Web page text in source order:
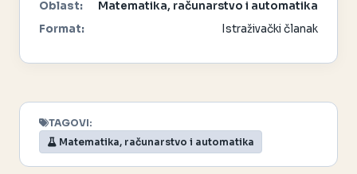
TAGOVI:
Matematika, računarstvo i automatika
Oblast:
Matematika, računarstvo i automatika
Format:
Istraživački članak